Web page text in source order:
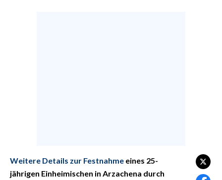
FOTO
Weitere Details zur Festnahme eines 25-
jährigen Einheimischen in Arzachena durch